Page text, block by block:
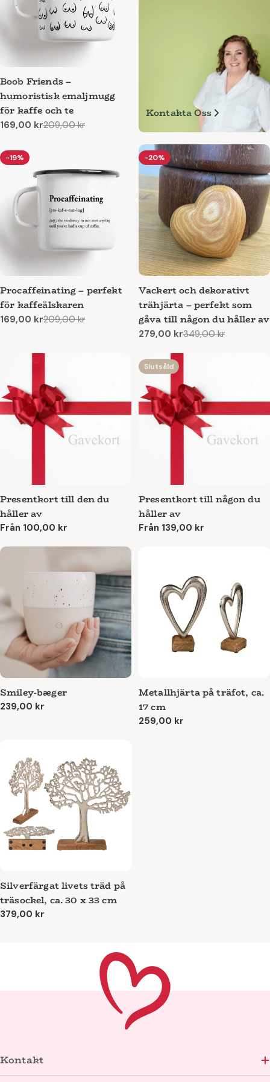
Boob Friends –
humoristisk emaljmugg
för kaffe och te
Reapris
169,00 kr
Ordinarie209,00 kr
Kontakta Oss
-19%
Procaffeinating – perfekt
för kaffeälskaren
Reapris
169,00 kr
Ordinarie209,00 kr
-20%
Vackert och dekorativt
trähjärta – perfekt som
gåva till någon du håller av
Reapris
279,00 kr
Ordinarie349,00 kr
Presentkort till den du
håller av
Ordinarie
Från 100,00 kr
Slutsåld
Presentkort till någon du
håller av
Ordinarie
Från 139,00 kr
Smiley-bæger
Ordinarie
239,00 kr
Metallhjärta på träfot, ca.
17 cm
Ordinarie
259,00 kr
Silverfärgat livets träd på
träsockel, ca. 30 x 33 cm
Ordinarie
379,00 kr
Kontakt